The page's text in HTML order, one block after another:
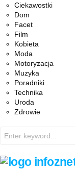
Ciekawostki
Dom
Facet
Film
Kobieta
Moda
Motoryzacja
Muzyka
Poradniki
Technika
Uroda
Zdrowie
for: